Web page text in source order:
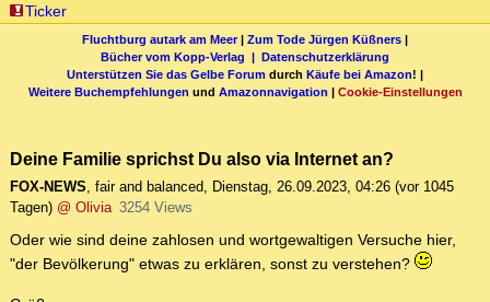
Ticker
Fluchtburg autark am Meer| Zum Tode Jürgen Küßners |
Bücher vom Kopp-Verlag | Datenschutzerklärung
Unterstützen Sie das Gelbe Forum durch Käufe bei Amazon! |
Weitere Buchempfehlungen und Amazonnavigation | Cookie-Einstellungen
Deine Familie sprichst Du also via Internet an?
FOX-NEWS, fair and balanced, Dienstag, 26.09.2023, 04:26 (vor 1045
Tagen) @ Olivia 3254 Views
Oder wie sind deine zahlosen und wortgewaltigen Versuche hier,
"der Bevölkerung" etwas zu erklären, sonst zu verstehen?